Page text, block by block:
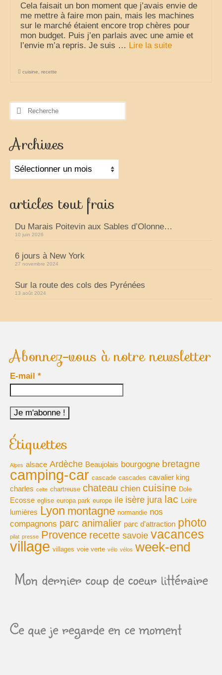
Cela faisait un bon moment que j’avais envie de
me mettre à faire mon pain, mais les machines
sur le marché étaient encore trop chères pour
mon budget. Puis j’en parlais avec une amie et
l’envie m’a repris. Je suis … Lire la suite­­
cuisine recette
Rechercher
Archives
Archives
articles tout frais
Du Marais Poitevin aux Sables d’Olonne…
10 juin 2026
6 jours à New York
27 novembre 2024
Sur la route des cols des Pyrénées
13 août 2024
Abonnez-vous à notre newsletter
E-mail *
Étiquettes
Alpes alsace Ardèche Beaujolais bourgogne bretagne
camping-car cascade cascades cavalier king
charles celte chartreuse chateau chien cuisine Dole
Ecosse eglise europa park europe ile isère jura lac Loire
lumières Lyon montagne normandie nos
compagnons parc animalier parc d'attraction photo
pilat presse Provence recette savoie vacances
village villages voie verte vélo vélos week-end
Mon dernier coup de coeur littéraire
Ce que je regarde en ce moment